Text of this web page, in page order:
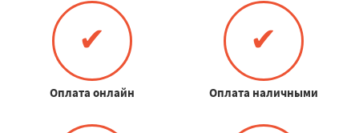
✔
Оплата онлайн
✔
Оплата наличными